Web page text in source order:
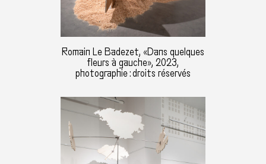
Romain Le Badezet, «Dans quelques
fleurs à gauche», 2023,
photographie : droits réservés